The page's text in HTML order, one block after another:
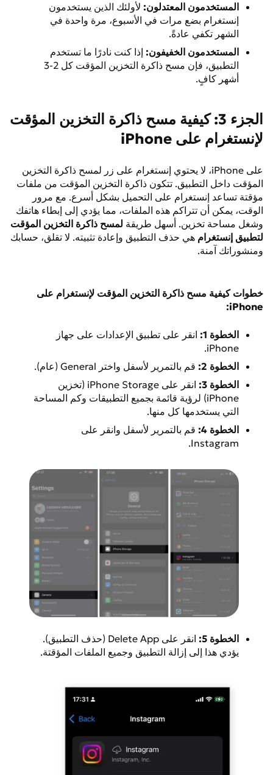
المستخدمون المعتدلون: لأولئك الذين يستخدمون
إنستغرام بضع مرات في الأسبوع، مرة واحدة في
الشهر تكفي عادةً.
المستخدمون الخفيفون: إذا كنت نادرًا ما تستخدم
التطبيق، فإن مسح ذاكرة التخزين المؤقت كل 2-3
أشهر كافٍ.
الجزء 3: كيفية مسح ذاكرة التخزين المؤقت
لإنستغرام على iPhone
على iPhone، لا يحتوي إنستغرام على زر لمسح ذاكرة التخزين
المؤقت داخل التطبيق. تتكون ذاكرة التخزين المؤقت من ملفات
مؤقتة تساعد إنستغرام على التحميل بشكل أسرع. مع مرور
الوقت، يمكن أن تتراكم هذه الملفات، مما يؤدي إلى إبطاء هاتفك
وشغل مساحة تخزين. أسهل طريقة لمسح ذاكرة التخزين المؤقت
لتطبيق إنستغرام هي حذف التطبيق وإعادة تثبيته. لا تقلق، حسابك
ومنشوراتك آمنة.
خطوات كيفية مسح ذاكرة التخزين المؤقت لإنستغرام على
iPhone:
الخطوة 1:
انقر على تطبيق الإعدادات على جهاز
iPhone.
الخطوة 2:
قم بالتمرير لأسفل واختر General (عام).
الخطوة 3:
انقر على iPhone Storage (تخزين
iPhone) لرؤية قائمة بجميع التطبيقات وكم المساحة
التي يستخدمها كل منها.
الخطوة 4:
قم بالتمرير لأسفل وانقر على
Instagram.
الخطوة 5:
انقر على Delete App (حذف التطبيق).
يؤدي هذا إلى إزالة التطبيق وجميع الملفات المؤقتة.